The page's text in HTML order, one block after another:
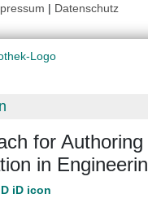
| Datenschutz
for
in